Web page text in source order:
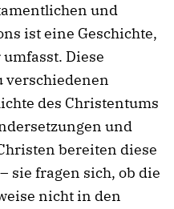
und
ist eine Geschichte,
umfasst. Diese
verschiedenen
des Christentums
und
bereiten diese
sie fragen sich, ob die
nicht in den